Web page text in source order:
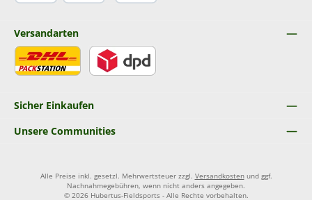
Sicher Einkaufen
Unsere Communities
Versandarten
Alle Preise inkl. gesetzl. Mehrwertsteuer zzgl. Versandkostenund ggf.
Nachnahmegebühren, wenn nicht anders angegeben.
© 2026 Hubertus-Fieldsports - Alle Rechte vorbehalten.